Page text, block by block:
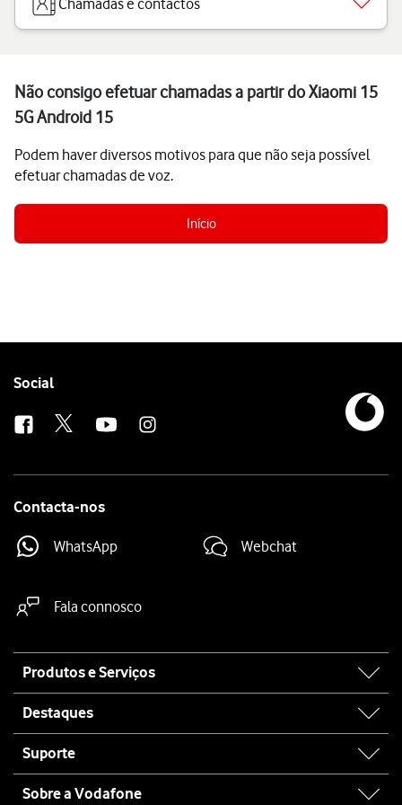
Chamadas e contactos
Não consigo efetuar chamadas a partir do Xiaomi 15
5G Android 15
Podem haver diversos motivos para que não seja possível
efetuar chamadas de voz.
Início
Follow
Social
Contacta-nos
WhatsApp Webchat
Fala connosco
map
Produtos e Serviços
Destaques
Suporte
Sobre a Vodafone